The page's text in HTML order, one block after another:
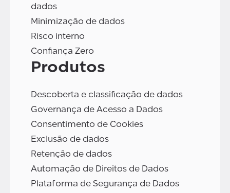
dados
Minimização de dados
Risco interno
Confiança Zero
Produtos
Descoberta e classificação de dados
Governança de Acesso a Dados
Consentimento de Cookies
Exclusão de dados
Retenção de dados
Automação de Direitos de Dados
Plataforma de Segurança de Dados